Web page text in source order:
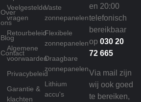
Over
ons
Blog
Contact
Veelgestelde
vragen
Retourbeleid
Algemene
voorwaarden
Privacybeleid
Garantie &
klachten
Vaste
zonnepanelen
Flexibele
zonnepanelen
Draagbare
zonnepanelen
Lithium
accu's
en 20:00
telefonisch
bereikbaar
op030 20
72 665
Via mail zijn
wij ook goed
te bereiken,